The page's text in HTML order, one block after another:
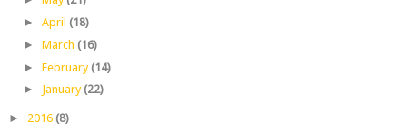
► April (18)
► March (16)
► February (14)
► January (22)
► 2016 (8)